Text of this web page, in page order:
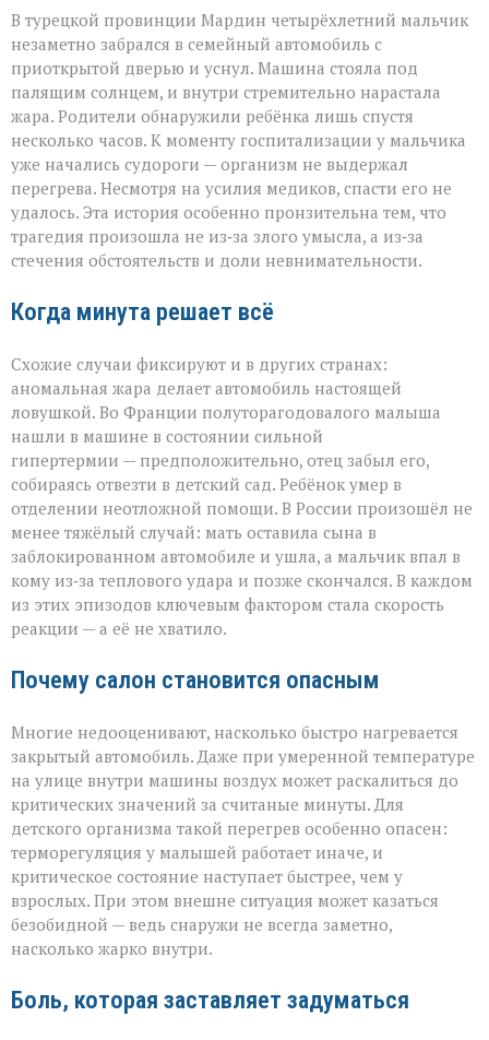
В турецкой провинции Мардин четырёхлетний мальчик
незаметно забрался в семейный автомобиль с
приоткрытой дверью и уснул. Машина стояла под
палящим солнцем, и внутри стремительно нарастала
жара. Родители обнаружили ребёнка лишь спустя
несколько часов. К моменту госпитализации у мальчика
уже начались судороги — организм не выдержал
перегрева. Несмотря на усилия медиков, спасти его не
удалось. Эта история особенно пронзительна тем, что
трагедия произошла не из‑за злого умысла, а из‑за
стечения обстоятельств и доли невнимательности.
Когда минута решает всё
Схожие случаи фиксируют и в других странах:
аномальная жара делает автомобиль настоящей
ловушкой. Во Франции полуторагодовалого малыша
нашли в машине в состоянии сильной
гипертермии — предположительно, отец забыл его,
собираясь отвезти в детский сад. Ребёнок умер в
отделении неотложной помощи. В России произошёл не
менее тяжёлый случай: мать оставила сына в
заблокированном автомобиле и ушла, а мальчик впал в
кому из‑за теплового удара и позже скончался. В каждом
из этих эпизодов ключевым фактором стала скорость
реакции — а её не хватило.
Почему салон становится опасным
Многие недооценивают, насколько быстро нагревается
закрытый автомобиль. Даже при умеренной температуре
на улице внутри машины воздух может раскалиться до
критических значений за считаные минуты. Для
детского организма такой перегрев особенно опасен:
терморегуляция у малышей работает иначе, и
критическое состояние наступает быстрее, чем у
взрослых. При этом внешне ситуация может казаться
безобидной — ведь снаружи не всегда заметно,
насколько жарко внутри.
Боль, которая заставляет задуматься